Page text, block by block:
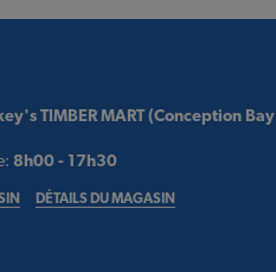
TIMBER MART (Conception Bay
8h00 - 17h30
DÉTAILS DU MAGASIN